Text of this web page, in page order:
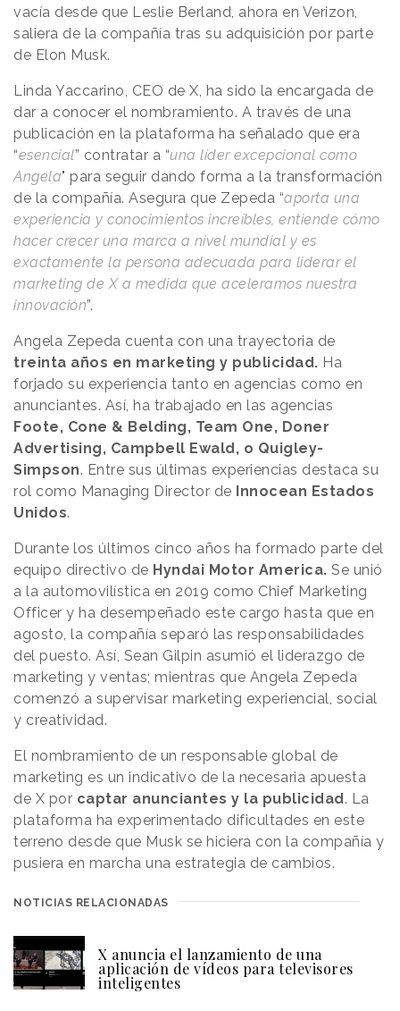
vacía desde que Leslie Berland, ahora en Verizon,
saliera de la compañía tras su adquisición por parte
de Elon Musk.
Linda Yaccarino, CEO de X, ha sido la encargada de
dar a conocer el nombramiento. A través de una
publicación en la plataforma ha señalado que era
“esencial” contratar a “una líder excepcional como
Angela" para seguir dando forma a la transformación
de la compañía. Asegura que Zepeda “aporta una
experiencia y conocimientos increíbles, entiende cómo
hacer crecer una marca a nivel mundial y es
exactamente la persona adecuada para liderar el
marketing de X a medida que aceleramos nuestra
innovación”.
Angela Zepeda cuenta con una trayectoria de
treinta años en marketing y publicidad. Ha
forjado su experiencia tanto en agencias como en
anunciantes. Así, ha trabajado en las agencias
Foote, Cone & Belding, Team One, Doner
Advertising, Campbell Ewald, o Quigley-
Simpson. Entre sus últimas experiencias destaca su
rol como Managing Director de Innocean Estados
Unidos.
Durante los últimos cinco años ha formado parte del
equipo directivo de Hyndai Motor America. Se unió
a la automovilística en 2019 como Chief Marketing
Officer y ha desempeñado este cargo hasta que en
agosto, la compañía separó las responsabilidades
del puesto. Así, Sean Gilpin asumió el liderazgo de
marketing y ventas; mientras que Angela Zepeda
comenzó a supervisar marketing experiencial, social
y creatividad.
El nombramiento de un responsable global de
marketing es un indicativo de la necesaria apuesta
de X por captar anunciantes y la publicidad. La
plataforma ha experimentado dificultades en este
terreno desde que Musk se hiciera con la compañía y
pusiera en marcha una estrategia de cambios.
NOTICIAS RELACIONADAS
X anuncia el lanzamiento de una
aplicación de vídeos para televisores
inteligentes